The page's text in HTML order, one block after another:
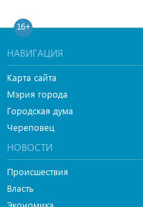
16+
НАВИГАЦИЯ
Карта сайта
Мэрия города
Городская дума
Череповец
НОВОСТИ
Происшествия
Власть
Экономика